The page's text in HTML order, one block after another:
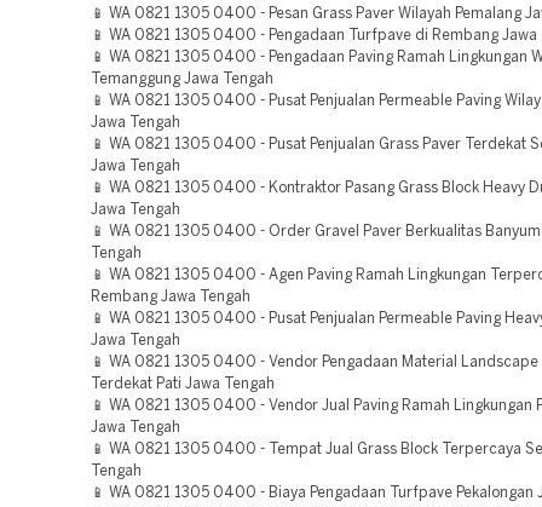
📱 WA 0821 1305 0400 - Pesan Grass Paver Wilayah Pemalang
📱 WA 0821 1305 0400 - Pengadaan Turfpave di Rembang Jawa
📱 WA 0821 1305 0400 - Pengadaan Paving Ramah Lingkungan
Temanggung Jawa Tengah
📱 WA 0821 1305 0400 - Pusat Penjualan Permeable Paving
Jawa Tengah
📱 WA 0821 1305 0400 - Pusat Penjualan Grass Paver Terdekat
Jawa Tengah
📱 WA 0821 1305 0400 - Kontraktor Pasang Grass Block Heavy
Jawa Tengah
📱 WA 0821 1305 0400 - Order Gravel Paver Berkualitas
Tengah
📱 WA 0821 1305 0400 - Agen Paving Ramah Lingkungan
Rembang Jawa Tengah
📱 WA 0821 1305 0400 - Pusat Penjualan Permeable Paving
Jawa Tengah
📱 WA 0821 1305 0400 - Vendor Pengadaan Material Landscape
Terdekat Pati Jawa Tengah
📱 WA 0821 1305 0400 - Vendor Jual Paving Ramah Lingkungan
Jawa Tengah
📱 WA 0821 1305 0400 - Tempat Jual Grass Block Terpercaya
Tengah
📱 WA 0821 1305 0400 - Biaya Pengadaan Turfpave Pekalongan